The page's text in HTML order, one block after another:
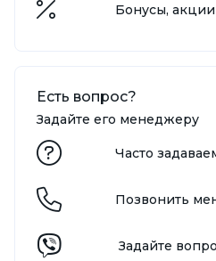
Бонусы,
Есть вопрос?
Задайте его менеджеру
Часто
Позвонить
Задайте